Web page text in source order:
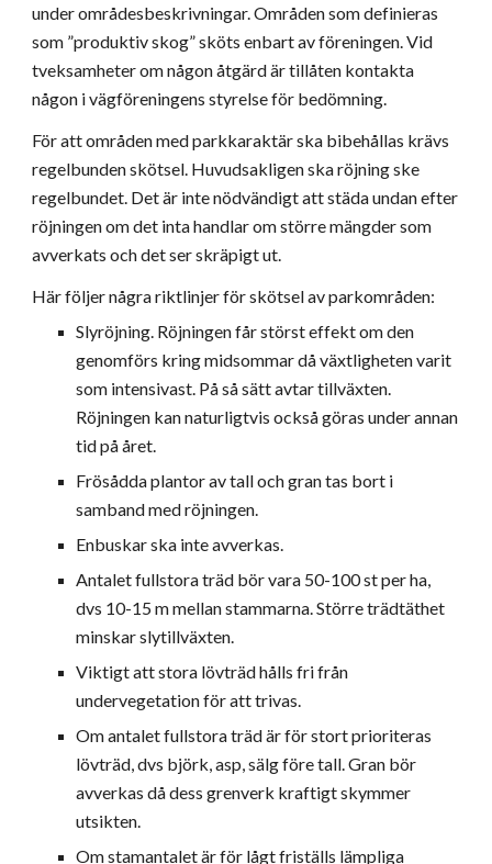
under områdesbeskrivningar. Områden som definieras
som ”produktiv skog” sköts enbart av föreningen. Vid
tveksamheter om någon åtgärd är tillåten kontakta
någon i vägföreningens styrelse för bedömning.
För att områden med parkkaraktär ska bibehållas krävs
regelbunden skötsel. Huvudsakligen ska röjning ske
regelbundet. Det är inte nödvändigt att städa undan efter
röjningen om det inta handlar om större mängder som
avverkats och det ser skräpigt ut.
Här följer några riktlinjer för skötsel av parkområden:
Slyröjning. Röjningen får störst effekt om den
genomförs kring midsommar då växtligheten varit
som intensivast. På så sätt avtar tillväxten.
Röjningen kan naturligtvis också göras under annan
tid på året.
Frösådda plantor av tall och gran tas bort i
samband med röjningen.
Enbuskar ska inte avverkas.
Antalet fullstora träd bör vara 50-100 st per ha,
dvs 10-15 m mellan stammarna. Större trädtäthet
minskar slytillväxten.
Viktigt att stora lövträd hålls fri från
undervegetation för att trivas.
Om antalet fullstora träd är för stort prioriteras
lövträd, dvs björk, asp, sälg före tall. Gran bör
avverkas då dess grenverk kraftigt skymmer
utsikten.
Om stamantalet är för lågt friställs lämpliga